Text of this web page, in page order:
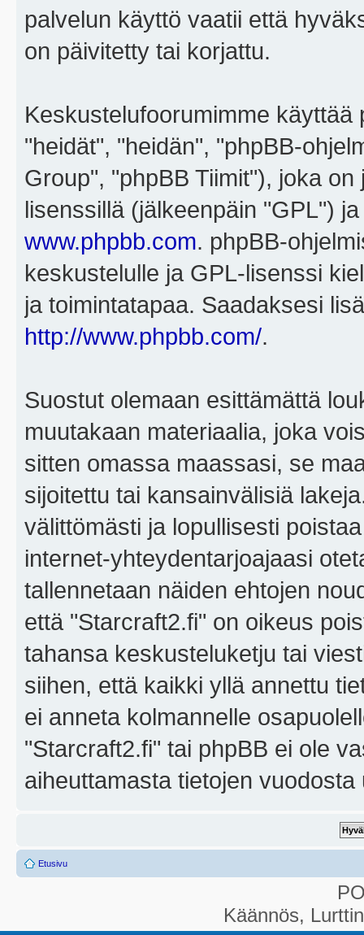
palvelun käyttö vaatii että
on päivitetty tai korjattu.
Keskustelufoorumimme
"heidät", "heidän", "phpBB-
Group", "phpBB Tiimit"), joka on
lisenssillä (jälkeenpäin "GPL")
www.phpbb.com. phpBB-
keskustelulle ja GPL-lisenssi
ja toimintatapaa. Saadaksesi
http://www.phpbb.com/.
Suostut olemaan esittämättä
muutakaan materiaalia, joka
sitten omassa maassasi, se
sijoitettu tai kansainvälisiä
välittömästi ja lopullisesti
internet-yhteydentarjoajaasi
tallennetaan näiden ehtojen
että "Starcraft2.fi" on oikeus
tahansa keskusteluketju tai
siihen, että kaikki yllä annettu
ei anneta kolmannelle
"Starcraft2.fi" tai phpBB ei ole
aiheuttamasta tietojen
Etusivu
Käännös,